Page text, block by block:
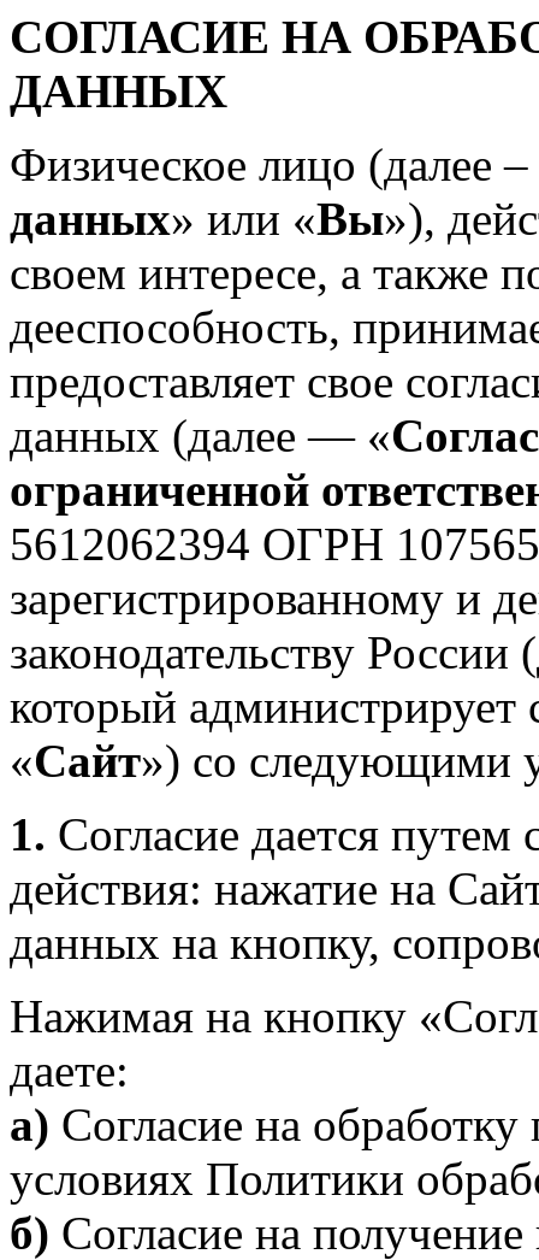
СОГЛАСИЕ НА
ДАННЫХ
Физическое лицо (далее
данных» или «Вы»),
своем интересе, а также
дееспособность,
предоставляет свое
данных (далее — «
ограниченной
5612062394 ОГРН
зарегистрированному и
законодательству
который
«Сайт») со следующими
1. Согласие дается
действия: нажатие на
данных на кнопку,
Нажимая на кнопку
даете:
а) Согласие на
условиях Политики
б) Согласие на